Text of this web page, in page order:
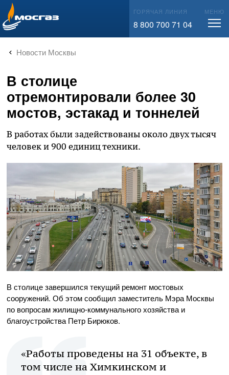
info@mos-gaz.ru ГОРЯЧАЯ ЛИНИЯ
8 800 700 71 04
МЕНЮ
Новости Москвы
В столице
отремонтировали более 30
мостов, эстакад и тоннелей
В работах были задействованы около двух тысяч
человек и 900 единиц техники.
В столице завершился текущий ремонт мостовых
сооружений. Об этом сообщил заместитель Мэра Москвы
по вопросам жилищно-коммунального хозяйства и
благоустройства Петр Бирюков.
«Работы проведены на 31 объекте, в
том числе на Химкинском и